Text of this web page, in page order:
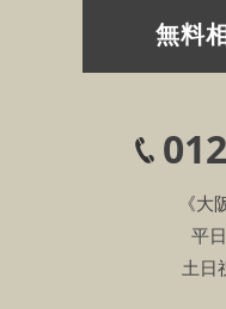
無料
《大
平
土日